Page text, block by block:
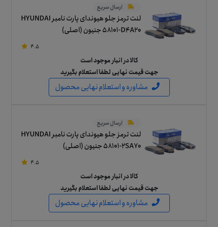
ارسال سریع
لنت ترمز جلو هیوندای پارت نامبر HYUNDAI
58101-D4A20 جنیون (اصلی)
4.5
کالا در انبار موجود است
جهت قیمت نهایی لطفا استعلام بگیرید
مشاوره و استعلام نهایی محصول
ارسال سریع
لنت ترمز جلو هیوندای پارت نامبر HYUNDAI
58101-2SA70 جنیون (اصلی)
4.5
کالا در انبار موجود است
جهت قیمت نهایی لطفا استعلام بگیرید
مشاوره و استعلام نهایی محصول